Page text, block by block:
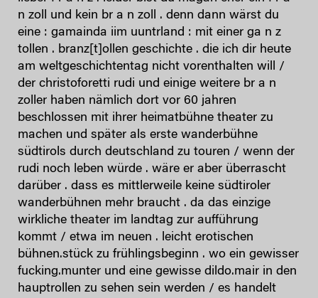
n zoll und kein br a n zoll . denn dann wärst du
eine : gamainda iim uuntrland : mit einer ga n z
tollen . branz[t]ollen geschichte . die ich dir heute
am weltgeschichtentag nicht vorenthalten will /
der christoforetti rudi und einige weitere br a n
zoller haben nämlich dort vor 60 jahren
beschlossen mit ihrer heimatbühne theater zu
machen und später als erste wanderbühne
südtirols durch deutschland zu touren / wenn der
rudi noch leben würde . wäre er aber überrascht
darüber . dass es mittlerweile keine südtiroler
wanderbühnen mehr braucht . da das einzige
wirkliche theater im landtag zur aufführung
kommt / etwa im neuen . leicht erotischen
bühnen.stück zu frühlingsbeginn . wo ein gewisser
fucking.munter und eine gewisse dildo.mair in den
hauptrollen zu sehen sein werden / es handelt